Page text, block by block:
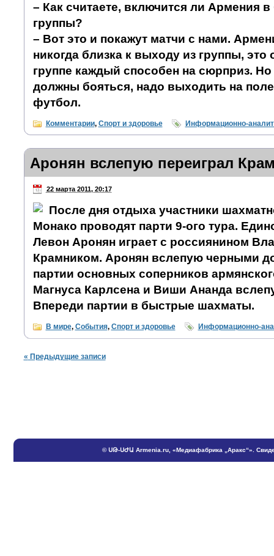
– Как считаете, включится ли Армения
группы?
– Вот это и покажут матчи с нами.
никогда близка к выходу из группы,
группе каждый способен на сюрприз.
должны бояться, надо выходить на
футбол.
Комментарии, Спорт и здоровье Информационно-
Аронян вслепую переиграл
22 марта 2011, 20:17
После дня отдыха участники
Монако проводят парти 9-ого тура.
Левон Аронян играет с россиянином
Крамником. Аронян вслепую черными
партии основных соперников
Магнуса Карлсена и Виши Ананда
Впереди партии в быстрые шахматы.
В мире, События, Спорт и здоровье Информационно-
« Предыдущие записи
©ՍԹ-ՍԺԱ Armenia.ru , «Медиафабрика „Аракс“».